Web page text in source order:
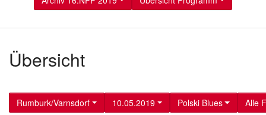
Übersicht
Rumburk/Varnsdorf 10.05.2019 Polski Blues Alle